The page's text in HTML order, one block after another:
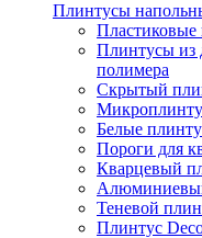
Плинтусы
Плинтусы из
полимера
Скрытый
Белые
Пороги для
Кварцевый
Теневой
Плинтус